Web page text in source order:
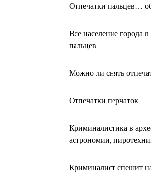
Отпечатки пальцев…
Все население города n
пальцев
Можно ли снять
Отпечатки перчаток
Криминалистика в
астрономии,
Криминалист спешит